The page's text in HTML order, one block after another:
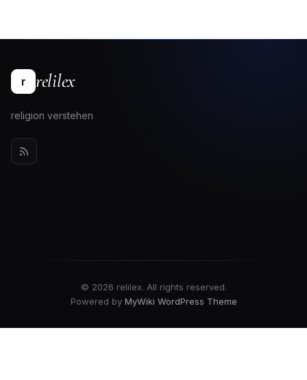
r relilex
religion verstehen
© 2026 relilex. All rights reserved.
Powered by MyWiki WordPress Theme